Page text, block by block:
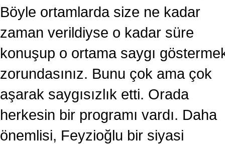
Böyle ortamlarda size ne kadar
zaman verildiyse o kadar süre
konuşup o ortama saygı
zorundasınız. Bunu çok ama çok
aşarak saygısızlık etti. Orada
herkesin bir programı vardı. Daha
önemlisi, Feyzioğlu bir siyasi